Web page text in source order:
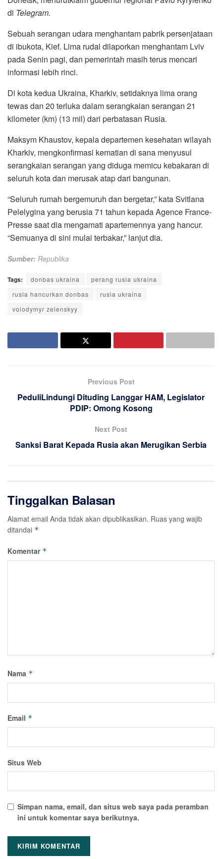
di Telegram.
Sebuah serangan udara menghantam pabrik persenjataan
di ibukota, Kief. Lima rudal dilaporkan menghantam Lviv
pada Senin pagi, dan pemerintah masih terus mencari
informasi lebih rinci.
Di kota kedua Ukraina, Kharkiv, setidaknya lima orang
tewas dan 20 terluka dalam serangkaian serangan 21
kilometer (km) (13 mil) dari perbatasan Rusia.
Maksym Khaustov, kepala departemen kesehatan wilayah
Kharkiv, mengkonfirmasi kematian di sana menyusul
serangkaian serangan yang diduga memicu kebakaran di
seluruh kota dan merusak atap dari bangunan.
“Seluruh rumah bergemuruh dan bergetar,” kata Svitlana
Pelelygina yang berusia 71 tahun kepada Agence France-
Presse saat dia mengamati apartemennya yang hancur.
“Semuanya di sini mulai terbakar,” lanjut dia.
Sumber: Republika
Tags: donbas ukraina
perang rusia ukraina
rusia hancurkan donbas
rusia ukraina
volodymyr zelenskyy
Previous Post
PeduliLindungi Dituding Langgar HAM, Legislator
PDIP: Omong Kosong
Next Post
Sanksi Barat Kepada Rusia akan Merugikan Serbia
Tinggalkan Balasan
Alamat email Anda tidak akan dipublikasikan. Ruas yang wajib
ditandai *
Komentar *
Nama *
Email *
Situs Web
Simpan nama, email, dan situs web saya pada peramban
ini untuk komentar saya berikutnya.